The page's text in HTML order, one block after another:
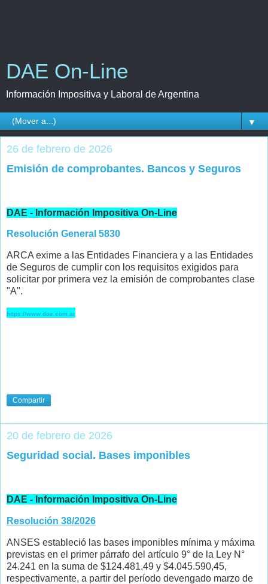
DAE On-Line
Información Impositiva y Laboral de Argentina
▼
26 de febrero de 2026
Emisión de comprobantes. Bancos y Seguros
DAE - Información Impositiva On-Line
Resolución General 5830
ARCA exime a las Entidades Financiera y a las Entidades
de Seguros de cumplir con los requisitos exigidos para
solicitar por primera vez la emisión de comprobantes clase
"A".
https://www.dae.com.ar
Compartir
20 de febrero de 2026
Seguridad social. Bases imponibles
DAE - Información Impositiva On-Line
Resolución 38/2026
ANSES estableció las bases imponibles mínima y máxima
previstas en el primer párrafo del artículo 9° de la Ley N°
24.241 en la suma de $124.481,49 y $4.045.590,45,
respectivamente, a partir del período devengado marzo de